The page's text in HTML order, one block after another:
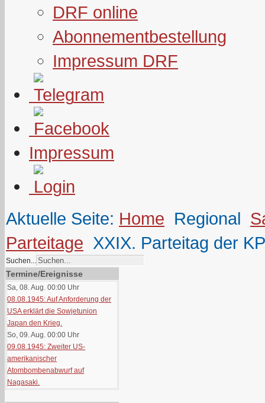
DRF online
Abonnementbestellung
Impressum DRF
Impressum
Aktuelle Seite: Home Regional
Parteitage XXIX. Parteitag der
Suchen...
Termine/Ereignisse
Sa, 08. Aug. 00:00 Uhr
08.08.1945: Auf Anforderung der
USA erklärt die Sowjetunion
Japan den Krieg.
So, 09. Aug. 00:00 Uhr
09.08.1945: Zweiter US-
amerikanischer
Atombombenabwurf auf
Nagasaki.